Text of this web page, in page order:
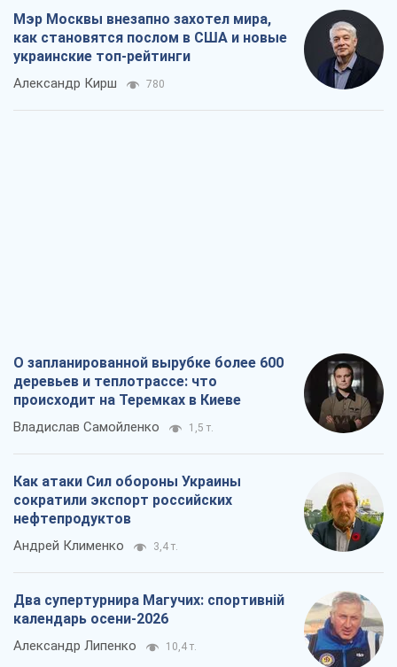
Мэр Москвы внезапно захотел мира,
как становятся послом в США и новые
украинские топ-рейтинги
Александр Кирш 780
О запланированной вырубке более 600
деревьев и теплотрассе: что
происходит на Теремках в Киеве
Владислав Самойленко 1,5 т.
Как атаки Сил обороны Украины
сократили экспорт российских
нефтепродуктов
Андрей Клименко 3,4 т.
Два супертурнира Магучих: спортивній
календарь осени-2026
Александр Липенко 10,4 т.